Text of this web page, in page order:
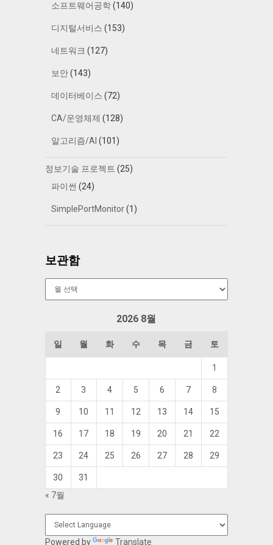
소프트웨어공학(140)
디지털서비스 (153)
네트워크 (127)
보안(143)
데이터베이스 (72)
CA/운영체제 (128)
알고리즘/AI (101)
정보기술 프로젝트 (25)
파이썬 (24)
SimplePortMonitor(1)
보관함
2026 8월
일 월 화 수 목 금 토
1
2 3 4 5 6 7 8
9 10 11 12 13 14 15
16 17 18 19 20 21 22
23 24 25 26 27 28 29
30
31
« 7월
Powered by Translate